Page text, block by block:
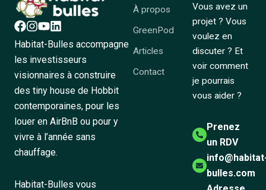
Habitat-Bulles accompagne
les investisseurs
visionnaires à construire
des tiny house de Hobbit
contemporaines, pour les
louer en AirBnB ou pour y
vivre à l’année sans
chauffage.
Habitat-Bulles vous
À propos
GreenPod
Articles
Contact
Vous avez un
projet ? Vous
voulez en
discuter ? Et
voir comment
je pourrais
vous aider ?
Prenez
un RDV
bulles.com